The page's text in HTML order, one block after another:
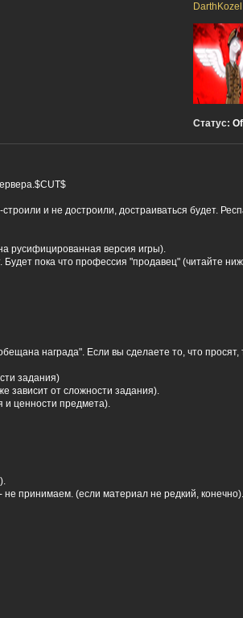
DarthKozel
Статус:
и не достроили, достраиваться будет.
русифицированная версия игры).
Будет пока что профессия "продавец" (читайте
награда". Если вы сделаете то, что просят,
задания)
зависит от сложности задания).
и ценности предмета).
принимаем. (если материал не редкий, конечно).